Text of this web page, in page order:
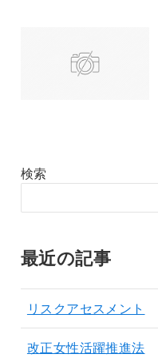
検索
最近の記事
リスクアセスメント
改正女性活躍推進法